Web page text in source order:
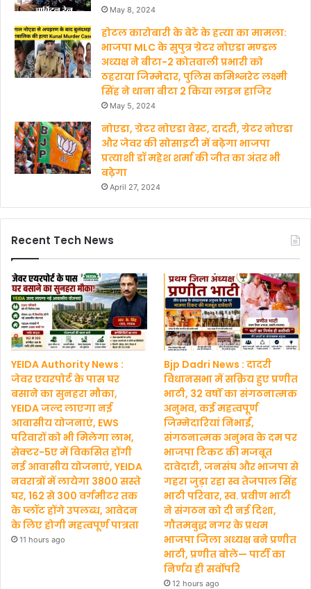
May 8, 2024
होटल कारोबारी के बेटे के हत्‍या का मामला:
भाजपा MLC के सुपुत्र ग्रेटर नोएडा मण्‍डल
अध्‍यक्ष ने बीटा-2 कोतवाली प्रभारी को
ठहराया जिम्मेदार, पुलिस कमिश्नरेट लक्ष्मी
सिंह ने थाना बीटा 2 किया लाइन हाजिर
May 5, 2024
नोएडा, ग्रेटर नोएडा वेस्ट, दादरी, ग्रेटर नोएडा
और जेवर की सोसाइटी में बढ़ेगा भाजपा
प्रत्याशी डॉ महेश शर्मा की जीत का अंतर भी
बढ़ेगा
April 27, 2024
Recent Tech News
YEIDA Authority News :
जेवर एयरपोर्ट के पास घर
बसाने का सुनहरा मौका,
YEIDA जल्द लाएगा नई
आवासीय योजनाएं, EWS
परिवारों को भी मिलेगा लाभ,
सेक्टर-5ए में विकसित होंगी
नई आवासीय योजनाएं, YEIDA
नवरात्रों में लायेगा 3800 सस्ते
घर, 162 से 300 वर्गमीटर तक
के प्लॉट होंगे उपलब्ध, आवेदन
के लिए होगी महत्वपूर्ण पात्रता
11 hours ago
Bjp Dadri News : दादरी
विधानसभा में सक्रिय हुए प्रणीत
भाटी, 32 वर्षों का संगठनात्मक
अनुभव, कई महत्वपूर्ण
जिम्मेदारियां निभाईं,
संगठनात्मक अनुभव के दम पर
भाजपा टिकट की मजबूत
दावेदारी, जनसंघ और भाजपा से
गहरा जुड़ा रहा स्व तेजपाल सिंह
भाटी परिवार, स्व. प्रवीण भाटी
ने संगठन को दी नई दिशा,
गौतमबुद्ध नगर के प्रथम
भाजपा जिला अध्यक्ष बने प्रणीत
भाटी, प्रणीत बोले— पार्टी का
निर्णय ही सर्वोपरि
12 hours ago